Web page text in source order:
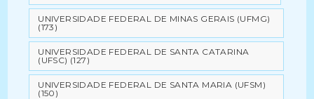
UNIVERSIDADE FEDERAL DE MINAS GERAIS (UFMG)
(173)
UNIVERSIDADE FEDERAL DE SANTA CATARINA
(UFSC) (127)
UNIVERSIDADE FEDERAL DE SANTA MARIA (UFSM)
(150)